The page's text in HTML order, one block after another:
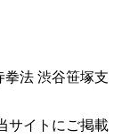
法 渋谷笹塚支
サイトにご掲載